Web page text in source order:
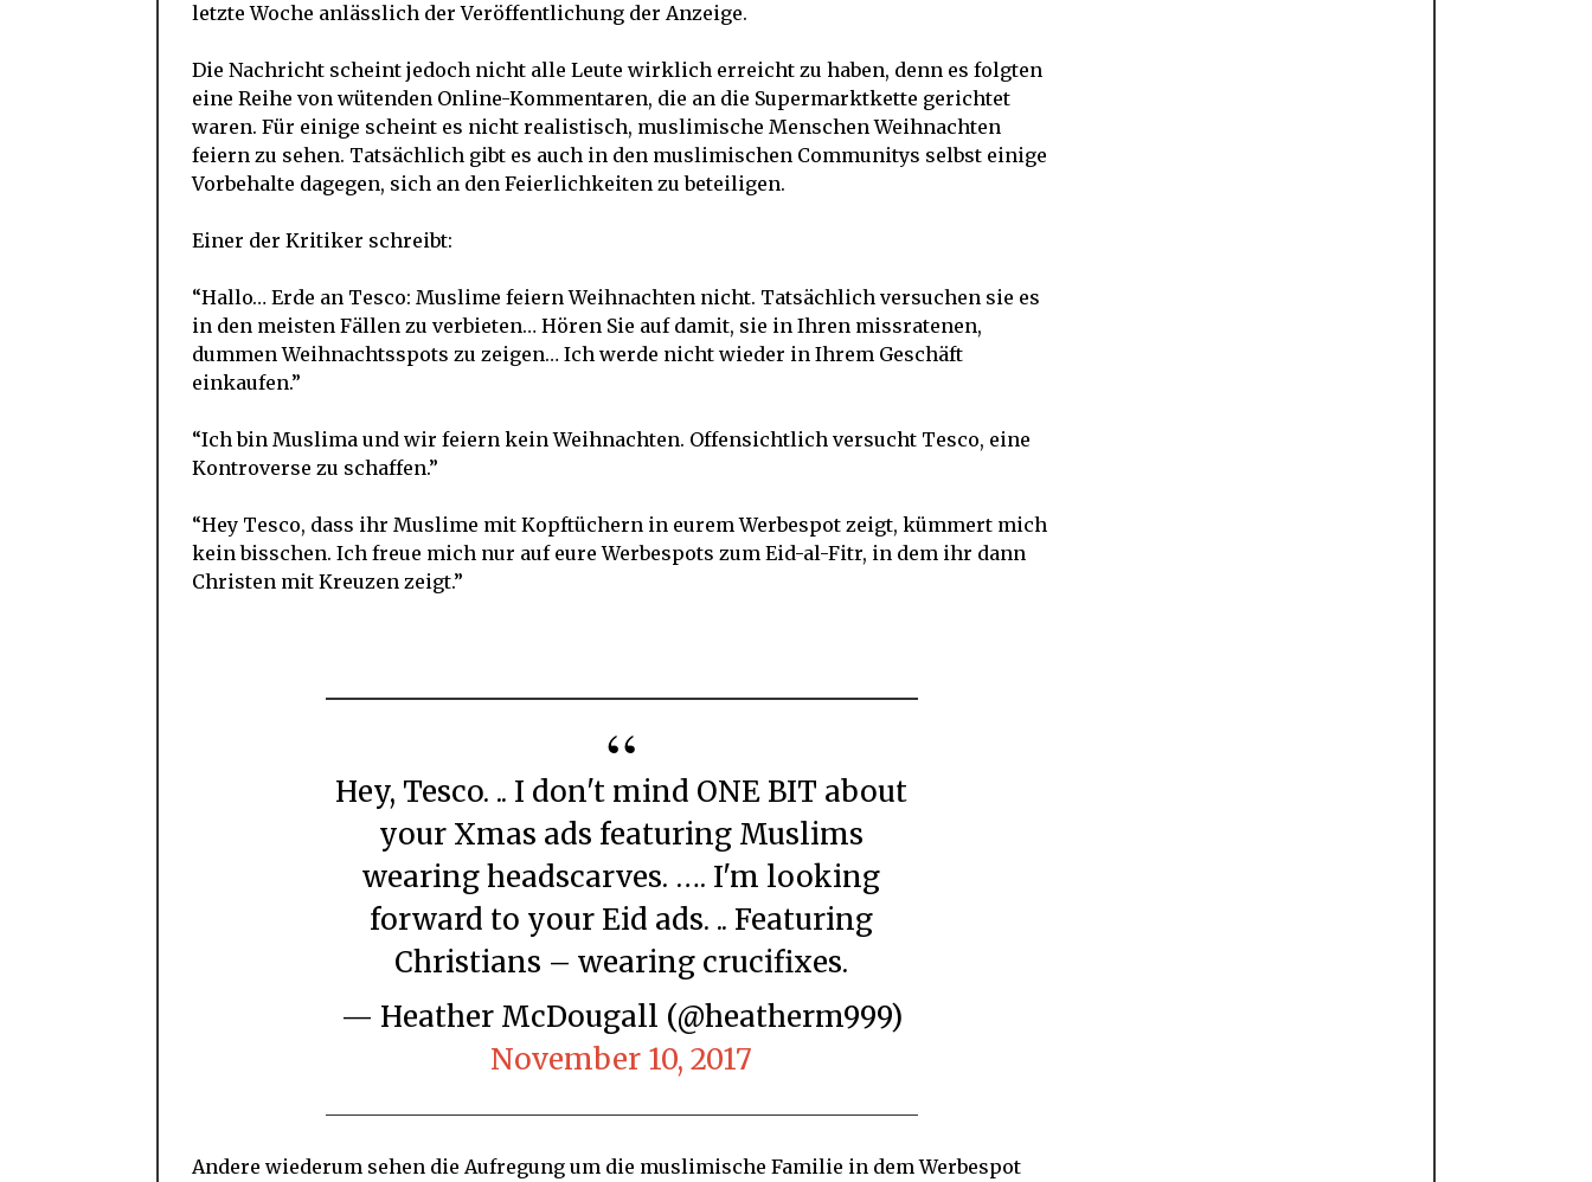
letzte Woche anlässlich der Veröffentlichung der Anzeige.
Die Nachricht scheint jedoch nicht alle Leute wirklich erreicht zu haben, denn es folgten
eine Reihe von wütenden Online-Kommentaren, die an die Supermarktkette gerichtet
waren. Für einige scheint es nicht realistisch, muslimische Menschen Weihnachten
feiern zu sehen. Tatsächlich gibt es auch in den muslimischen Communitys selbst einige
Vorbehalte dagegen, sich an den Feierlichkeiten zu beteiligen.
Einer der Kritiker schreibt:
“Hallo… Erde an Tesco: Muslime feiern Weihnachten nicht. Tatsächlich versuchen sie es
in den meisten Fällen zu verbieten… Hören Sie auf damit, sie in Ihren missratenen,
dummen Weihnachtsspots zu zeigen… Ich werde nicht wieder in Ihrem Geschäft
einkaufen.”
“Ich bin Muslima und wir feiern kein Weihnachten. Offensichtlich versucht Tesco, eine
Kontroverse zu schaffen.”
“Hey Tesco, dass ihr Muslime mit Kopftüchern in eurem Werbespot zeigt, kümmert mich
kein bisschen. Ich freue mich nur auf eure Werbespots zum Eid-al-Fitr, in dem ihr dann
Christen mit Kreuzen zeigt.”
Hey, Tesco. .. I don't mind ONE BIT about
your Xmas ads featuring Muslims
wearing headscarves. …. I'm looking
forward to your Eid ads. .. Featuring
Christians – wearing crucifixes.
— Heather McDougall (@heatherm999)
November 10, 2017
Andere wiederum sehen die Aufregung um die muslimische Familie in dem Werbespot